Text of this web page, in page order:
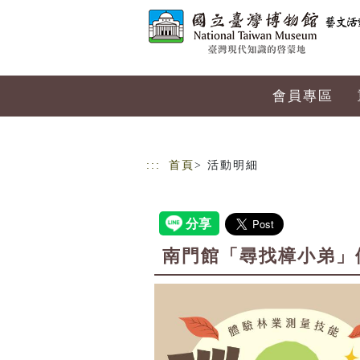
會員專區
::: 首頁 > 活動明細
南門館「尋找樟小弟